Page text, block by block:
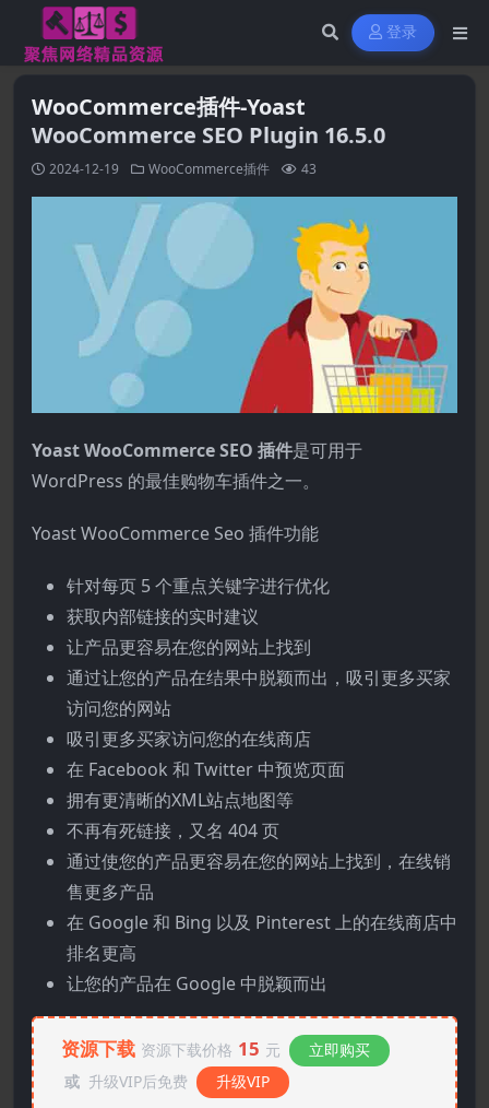
登录
WooCommerce插件-Yoast
WooCommerce SEO Plugin 16.5.0
2024-12-19 WooCommerce插件 43
Yoast WooCommerce SEO 插件是可用于
WordPress 的最佳购物车插件之一。
Yoast WooCommerce Seo 插件功能
针对每页 5 个重点关键字进行优化
获取内部链接的实时建议
让产品更容易在您的网站上找到
通过让您的产品在结果中脱颖而出，吸引更多买家
访问您的网站
吸引更多买家访问您的在线商店
在 Facebook 和 Twitter 中预览页面
拥有更清晰的XML站点地图等
不再有死链接，又名 404 页
通过使您的产品更容易在您的网站上找到，在线销
售更多产品
在 Google 和 Bing 以及 Pinterest 上的在线商店中
排名更高
让您的产品在 Google 中脱颖而出
资源下载 资源下载价格 15 元
立即购买
或 升级VIP后免费 升级VIP